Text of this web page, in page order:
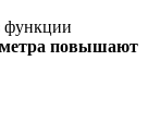
функции
повышают